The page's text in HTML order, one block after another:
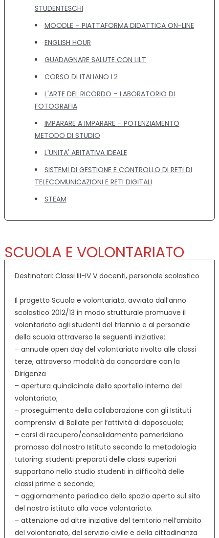
STUDENTESCHI
MOODLE – PIATTAFORMA DIDATTICA ON-LINE
ENGLISH HOUR
GUADAGNARE SALUTE CON LILT
CORSO DI ITALIANO L2
L'ARTE DEL RICORDO – LABORATORIO DI
FOTOGRAFIA
IMPARARE A IMPARARE – POTENZIAMENTO
METODO DI STUDIO
L'UNITA' ABITATIVA IDEALE
SISTEMI DI GESTIONE E CONTROLLO DI RETI DI
TELECOMUNICAZIONI E RETI DIGITALI
STEAM
SCUOLA E VOLONTARIATO
Destinatari: Classi III-IV V docenti, personale scolastico
Il progetto Scuola e volontariato, avviato dall’anno
scolastico 2012/13 in modo strutturale promuove il
volontariato agli studenti del triennio e al personale
della scuola attraverso le seguenti iniziative:
– annuale open day del volontariato rivolto alle classi
terze, attraverso modalità da concordare con la
Dirigenza
– apertura quindicinale dello sportello interno del
volontariato;
– proseguimento della collaborazione con gli Istituti
comprensivi di Bollate per l‘attività di doposcuola;
– corsi di recupero/consolidamento pomeridiano
promosso dal nostro Istituto secondo la metodologia
tutoring: studenti preparati delle classi superiori
supportano nello studio studenti in difficoltà delle
classi prime e seconde;
– aggiornamento periodico dello spazio aperto sul sito
del nostro istituto alla voce volontariato.
– attenzione ad altre iniziative del territorio nell‘ambito
del volontariato, del servizio civile e della cittadinanza